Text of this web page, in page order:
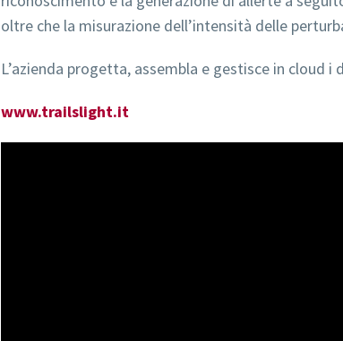
oltre che la misurazione dell’intensità delle
L’azienda progetta, assembla e gestisce in cloud
www.trailslight.it